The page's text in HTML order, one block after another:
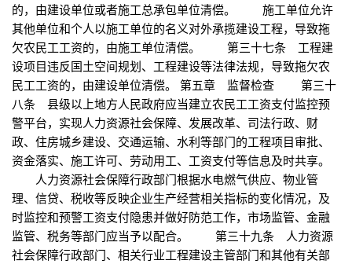
的，由建设单位或者施工总承包单位清偿。 施工单位允许
其他单位和个人以施工单位的名义对外承揽建设工程，导致拖
欠农民工工资的，由施工单位清偿。 第三十七条 工程建
设项目违反国土空间规划、工程建设等法律法规，导致拖欠农
民工工资的，由建设单位清偿。 第五章 监督检查 第三十
八条 县级以上地方人民政府应当建立农民工工资支付监控预
警平台，实现人力资源社会保障、发展改革、司法行政、财
政、住房城乡建设、交通运输、水利等部门的工程项目审批、
资金落实、施工许可、劳动用工、工资支付等信息及时共享。
人力资源社会保障行政部门根据水电燃气供应、物业管
理、信贷、税收等反映企业生产经营相关指标的变化情况，及
时监控和预警工资支付隐患并做好防范工作，市场监管、金融
监管、税务等部门应当予以配合。 第三十九条 人力资源
社会保障行政部门、相关行业工程建设主管部门和其他有关部